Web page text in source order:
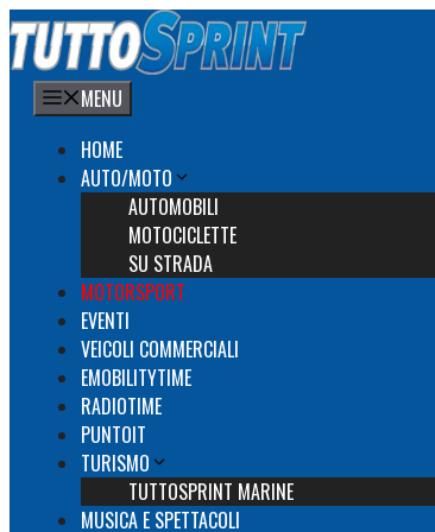
Vai
al
contenuto
MENU
HOME
AUTO/MOTO
AUTOMOBILI
MOTOCICLETTE
SU STRADA
MOTORSPORT
EVENTI
VEICOLI COMMERCIALI
EMOBILITYTIME
RADIOTIME
PUNTOIT
TURISMO
TUTTOSPRINT MARINE
MUSICA E SPETTACOLI